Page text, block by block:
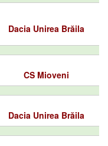
Dacia Unirea Brăila
CS Mioveni
Dacia Unirea Brăila